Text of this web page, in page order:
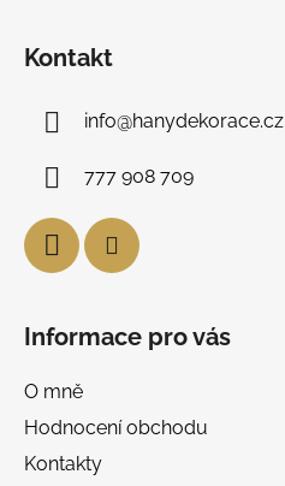
Kontakt
info@hanydekorace.cz
777 908 709
Informace pro vás
O mně
Hodnocení obchodu
Kontakty